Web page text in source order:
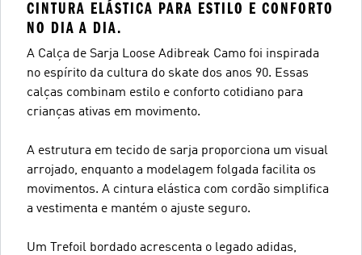
CINTURA ELÁSTICA PARA ESTILO E CONFORTO
NO DIA A DIA.
A Calça de Sarja Loose Adibreak Camo foi inspirada
no espírito da cultura do skate dos anos 90. Essas
calças combinam estilo e conforto cotidiano para
crianças ativas em movimento.
A estrutura em tecido de sarja proporciona um visual
arrojado, enquanto a modelagem folgada facilita os
movimentos. A cintura elástica com cordão simplifica
a vestimenta e mantém o ajuste seguro.
Um Trefoil bordado acrescenta o legado adidas,